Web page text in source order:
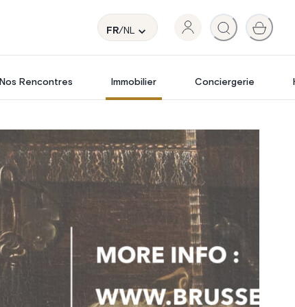
FR/NL
Nos Rencontres Immobilier Conciergerie